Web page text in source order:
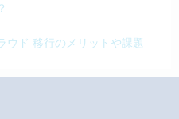
ウド 移行のメリットや課題